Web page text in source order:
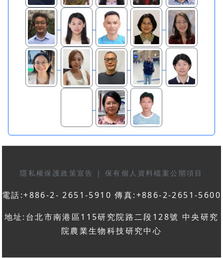
隱私權保護政策宣告 | 保有個人資料檔案公開項目
電話:+886-2- 2651-5910 傳真:+886-2-2651-5600
地址:台北市南港區115研究院路二段128號 中央研究
院農業生物科技研究中心